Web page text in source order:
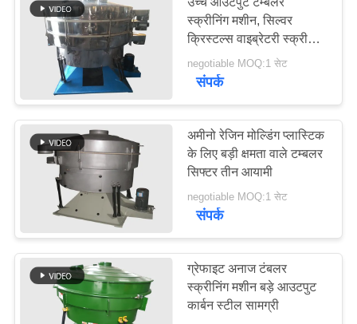
आयताकार वाइब्रेटिंग
स्क्रीन
91
23
स्क्रीनिंग मशीन, सिल्वर
क्रिस्टल्स वाइब्रेटरी स्क्रीन
सेपरेटर
negotiable MOQ:1 सेट
संपर्क
अमीनो रेजिन मोल्डिंग प्लास्टिक
के लिए बड़ी क्षमता वाले टम्बलर
सिफ्टर तीन आयामी
negotiable MOQ:1 सेट
संपर्क
ग्रेफाइट अनाज टंबलर
स्क्रीनिंग मशीन बड़े आउटपुट
कार्बन स्टील सामग्री